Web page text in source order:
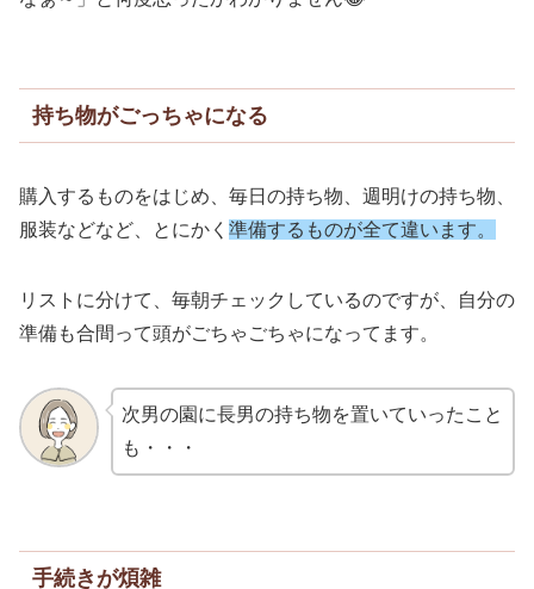
持ち物がごっちゃになる
購入するものをはじめ、毎日の持ち物、週明けの持ち物、
服装などなど、とにかく 準備するものが全て違います。
リストに分けて、毎朝チェックしているのですが、自分の
準備も合間って頭がごちゃごちゃになってます。
次男の園に長男の持ち物を置いていったこと
も・・・
手続きが煩雑